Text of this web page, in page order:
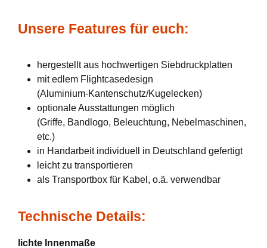
Unsere Features für euch:
hergestellt aus hochwertigen Siebdruckplatten
mit edlem Flightcasedesign
(Aluminium-Kantenschutz/Kugelecken)
optionale Ausstattungen möglich
(Griffe, Bandlogo, Beleuchtung, Nebelmaschinen,
etc.)
in Handarbeit individuell in Deutschland gefertigt
leicht zu transportieren
als Transportbox für Kabel, o.ä. verwendbar
Technische Details:
lichte Innenmaße